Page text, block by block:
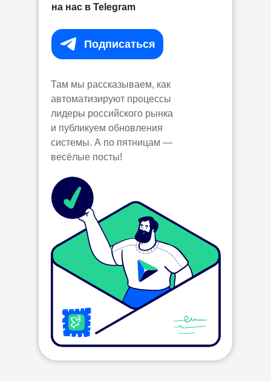
на нас в Telegram
Там мы рассказываем, как
автоматизируют процессы
лидеры российского рынка
и публикуем обновления
системы. А по пятницам —
весёлые посты!
Подписаться⠀